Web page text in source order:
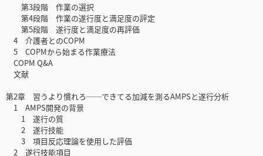
第3段階 作業の選択
第4段階 作業の遂行度と満足度の評定
第5段階 遂行度と満足度の再評価
4 介護者とのCOPM
5 COPMから始まる作業療法
COPM Q&A
文献
第2章 習うより慣れろ──できてる加減を測るAMPSと遂行分析
1 AMPS開発の背景
1 遂行の質
2 遂行技能
3 項目反応理論を使用した評価
2 遂行技能項目